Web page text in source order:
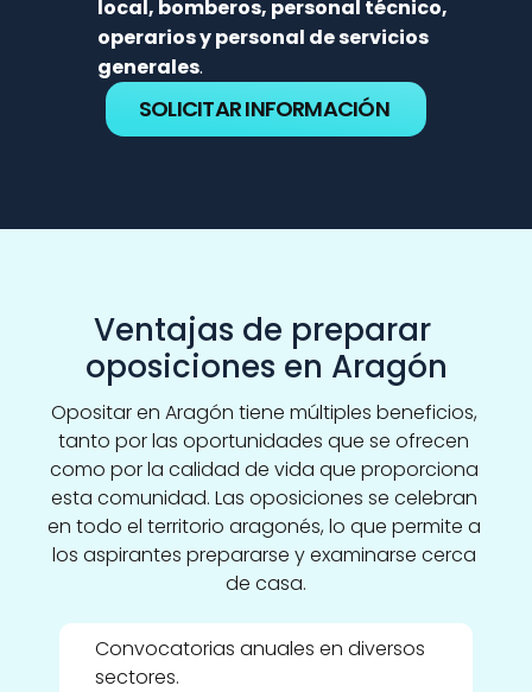
local, bomberos, personal técnico,
operarios y personal de servicios
generales.
SOLICITAR INFORMACIÓN
Ventajas de preparar
oposiciones en Aragón
Opositar en Aragón tiene múltiples beneficios,
tanto por las oportunidades que se ofrecen
como por la calidad de vida que proporciona
esta comunidad. Las oposiciones se celebran
en todo el territorio aragonés, lo que permite a
los aspirantes prepararse y examinarse cerca
de casa.
Convocatorias anuales en diversos
sectores.